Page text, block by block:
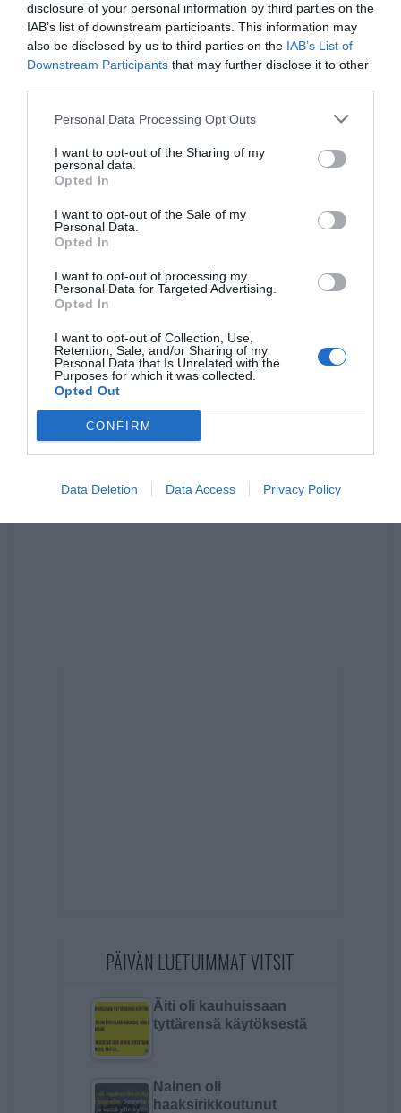
disclosure of your personal information by third parties on the
IAB’s list of downstream participants. This information may
also be disclosed by us to third parties on the IAB’s List of
Downstream Participants that may further disclose it to other
Personal Data Processing Opt Outs
I want to opt-out of the Sharing of my
personal data.
Opted In
I want to opt-out of the Sale of my
Personal Data.
Opted In
I want to opt-out of processing my
Personal Data for Targeted Advertising.
Opted In
I want to opt-out of Collection, Use,
Retention, Sale, and/or Sharing of my
Personal Data that Is Unrelated with the
Purposes for which it was collected.
Opted Out
CONFIRM
Data Deletion Data Access Privacy Policy
Oletko yksi 10% joukossa, jotka voi nähdä kuvassa
muutakin kuin mustavalkoista kuviota, joka sattuu
silmiin? Jaa tämä näkötesti kaverillesi Facebookissa ja
Jaa artikkeli:
F
c
e
b
o
o
k
M
ss
e
n
g
er
X
at
A
p
p
Li
k
S
ar
PÄIVÄN LUETUIMMAT VITSIT
Äiti oli kauhuissaan
tyttärensä käytöksestä
Nainen oli
haaksirikkoutunut